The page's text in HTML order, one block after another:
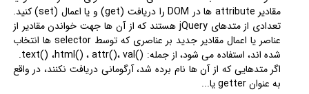
مقادیر attribute ها در DOM را دریافت (get) و یا اعمال (set) کنید.
تعدادی از متدهای jQuery هستند که از آن ها جهت خواندن مقادیر از
عناصر یا اعمال مقادیر جدید بر عناصری که توسط selector ها انتخاب
شده اند، استفاده می شود، از جمله: ()text() ،html() ، attr()، val.
اگر متدهایی که از آن ها نام برده شد، آرگومانی دریافت نکنند، در واقع
به عنوان getter یا...